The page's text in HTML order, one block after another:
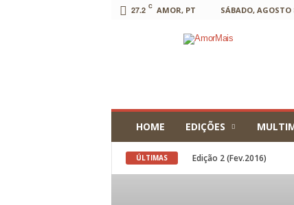
27.2 C AMOR, PT SÁBADO, AGOSTO
HOME EDIÇÕES
ÚLTIMAS Edição 2 (Fev.2016)
Tasquinhas de Inverno